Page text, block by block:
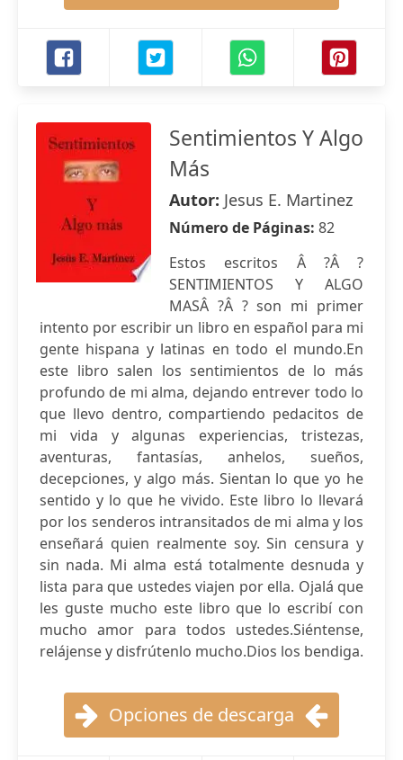
Sentimientos Y Algo
Más
Autor: Jesus E. Martinez
Número de Páginas: 82
Estos escritos Â ?Â ?
SENTIMIENTOS Y ALGO
MASÂ ?Â ? son mi primer
intento por escribir un libro en español para mi
gente hispana y latinas en todo el mundo.En
este libro salen los sentimientos de lo más
profundo de mi alma, dejando entrever todo lo
que llevo dentro, compartiendo pedacitos de
mi vida y algunas experiencias, tristezas,
aventuras, fantasías, anhelos, sueños,
decepciones, y algo más. Sientan lo que yo he
sentido y lo que he vivido. Este libro lo llevará
por los senderos intransitados de mi alma y los
enseñará quien realmente soy. Sin censura y
sin nada. Mi alma está totalmente desnuda y
lista para que ustedes viajen por ella. Ojalá que
les guste mucho este libro que lo escribí con
mucho amor para todos ustedes.Siéntense,
relájense y disfrútenlo mucho.Dios los bendiga.
Opciones de descarga